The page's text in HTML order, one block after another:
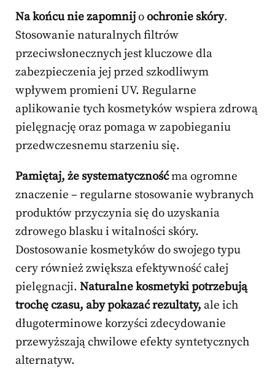
Na końcu nie zapomnijoochronie skóry.
Stosowanie naturalnych filtrów
przeciwsłonecznych jest kluczowe dla
zabezpieczenia jej przed szkodliwym
wpływem promieni UV. Regularne
aplikowanie tych kosmetyków wspiera zdrową
pielęgnację oraz pomaga w zapobieganiu
przedwczesnemu starzeniu się.
Pamiętaj, że systematycznośćma ogromne
znaczenie – regularne stosowanie wybranych
produktów przyczynia się do uzyskania
zdrowego blasku i witalności skóry.
Dostosowanie kosmetyków do swojego typu
cery również zwiększa efektywność całej
pielęgnacji. Naturalne kosmetyki potrzebują
trochę czasu, aby pokazać rezultaty, ale ich
długoterminowe korzyści zdecydowanie
przewyższają chwilowe efekty syntetycznych
alternatyw.